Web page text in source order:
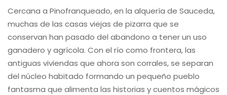
Cercana a Pinofranqueado, en la alquería de Sauceda,
muchas de las casas viejas de pizarra que se
conservan han pasado del abandono a tener un uso
ganadero y agrícola. Con el río como frontera, las
antiguas viviendas que ahora son corrales, se separan
del núcleo habitado formando un pequeño pueblo
fantasma que alimenta las historias y cuentos mágicos